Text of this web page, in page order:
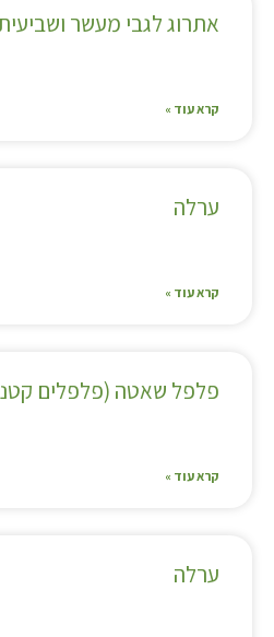
אתרוג לגבי מעשר
קרא עוד »
ערלה
קרא עוד »
פלפל שאטה (פלפלים
קרא עוד »
ערלה